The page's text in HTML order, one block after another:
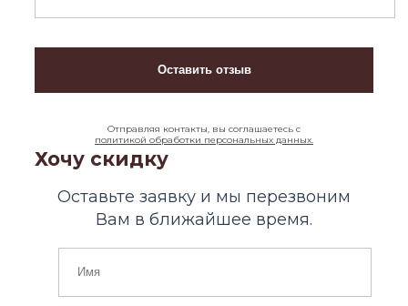
Отправляя контакты, вы соглашаетесь с
политикой обработки персональных данных.
Хочу скидку
Оставьте заявку и мы перезвоним
Вам в ближайшее время.